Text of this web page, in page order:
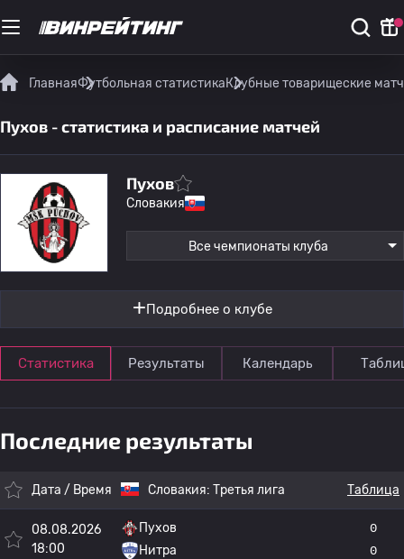
ГлавнаяФутбольная статистикаКлубные товарищеские
Пухов - статистика и расписание матчей
Пухов
Словакия
Все чемпионаты клуба
Подробнее о клубе
Статистика Результаты Календарь
Последние результаты
Дата / Время Словакия: Третья лига Таблица
08.08.2026
18:00
Пухов
Нитра
0
0